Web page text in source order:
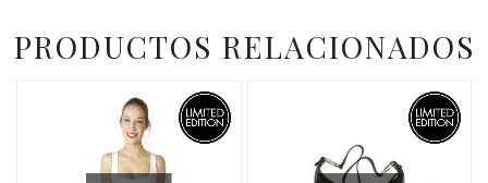
PRODUCTOS RELACIONADOS